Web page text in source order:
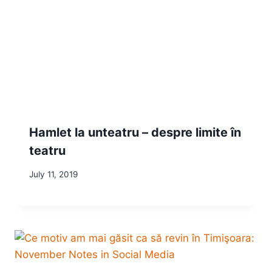
Hamlet la unteatru – despre limite în
teatru
July 11, 2019